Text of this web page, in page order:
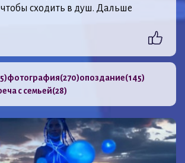
сходить в душ. Дальше
фотография(270)опоздание(145)
с семьей(28)